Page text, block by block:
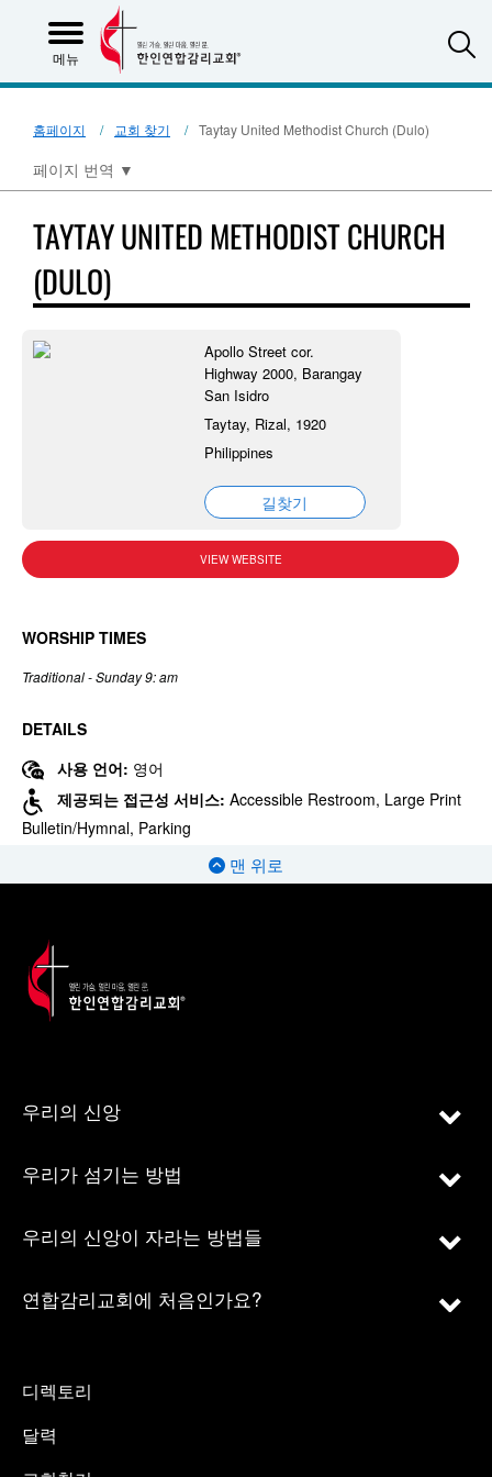
메뉴
홈페이지 교회 찾기 Taytay United Methodist Church (Dulo)
페이지 번역 ▼
TAYTAY UNITED METHODIST CHURCH
(DULO)
Apollo Street cor.
Highway 2000, Barangay
San Isidro
Taytay, Rizal, 1920
Philippines
길찾기
VIEW WEBSITE
WORSHIP TIMES
Traditional - Sunday 9: am
DETAILS
사용 언어: 영어
제공되는 접근성 서비스: Accessible Restroom, Large Print
Bulletin/Hymnal, Parking
맨 위로
우리의 신앙
우리가 섬기는 방법
우리의 신앙이 자라는 방법들
연합감리교회에 처음인가요?
디렉토리
달력